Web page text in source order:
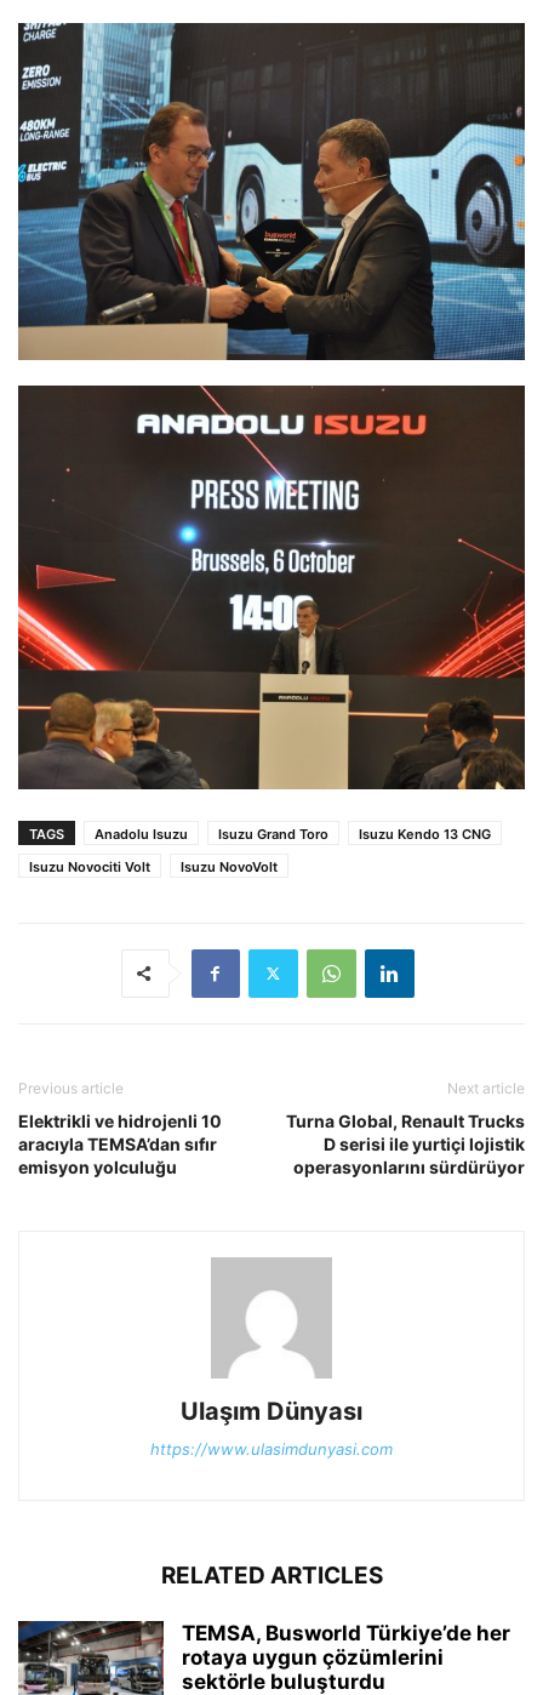
TAGS Anadolu Isuzu Isuzu Grand Toro
Isuzu Kendo 13 CNG
Isuzu Novociti Volt
Isuzu NovoVolt
Previous article
Elektrikli ve hidrojenli 10
aracıyla TEMSA’dan sıfır
emisyon yolculuğu
Next article
Turna Global, Renault Trucks
D serisi ile yurtiçi lojistik
operasyonlarını sürdürüyor
Ulaşım Dünyası
https://www.ulasimdunyasi.com
RELATED ARTICLES
TEMSA, Busworld Türkiye’de her
rotaya uygun çözümlerini
sektörle buluşturdu